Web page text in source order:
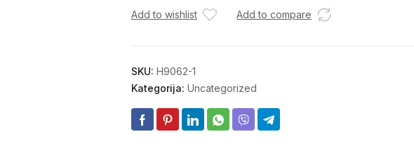
količina
Add to wishlist Add to compare
SKU: H9062-1
Kategorija: Uncategorized